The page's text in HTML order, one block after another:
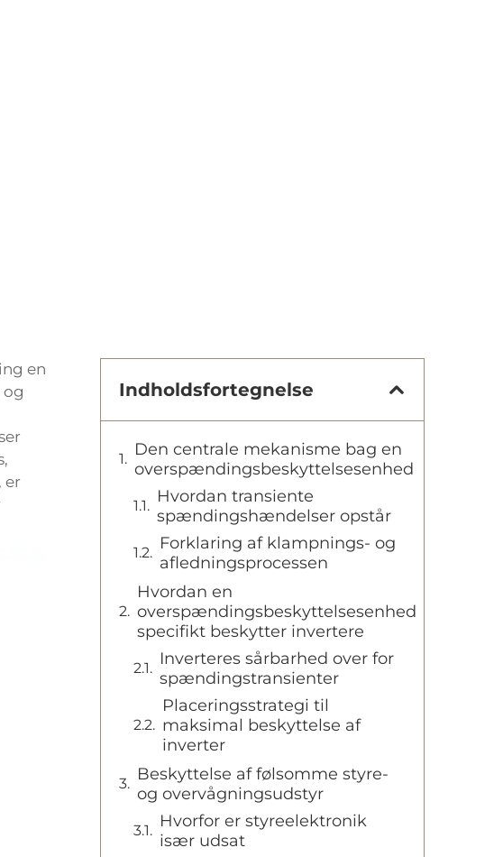
en
og
er
Indholdsfortegnelse
Den centrale mekanisme bag en
overspændingsbeskyttelsesenhed
Hvordan transiente
spændingshændelser opstår
Forklaring af klampnings- og
afledningsprocessen
Hvordan en
overspændingsbeskyttelsesenhed
specifikt beskytter invertere
Inverteres sårbarhed over for
spændingstransienter
Placeringsstrategi til
maksimal beskyttelse af
inverter
Beskyttelse af følsomme styre-
og overvågningsudstyr
Hvorfor er styreelektronik
især udsat